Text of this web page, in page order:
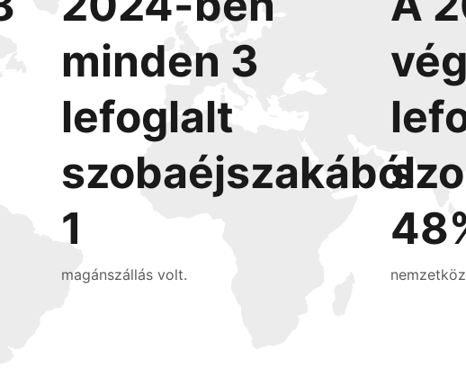
minden 3
lefoglalt
szobaéjszakából
1
magánszállás volt.